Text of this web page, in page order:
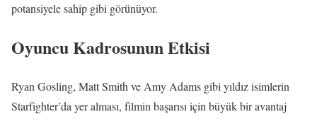
potansiyele sahip gibi görünüyor.
Oyuncu Kadrosunun Etkisi
Ryan Gosling, Matt Smith ve Amy Adams gibi yıldız isimlerin
Starfighter’da yer alması, filmin başarısı için büyük bir avantaj